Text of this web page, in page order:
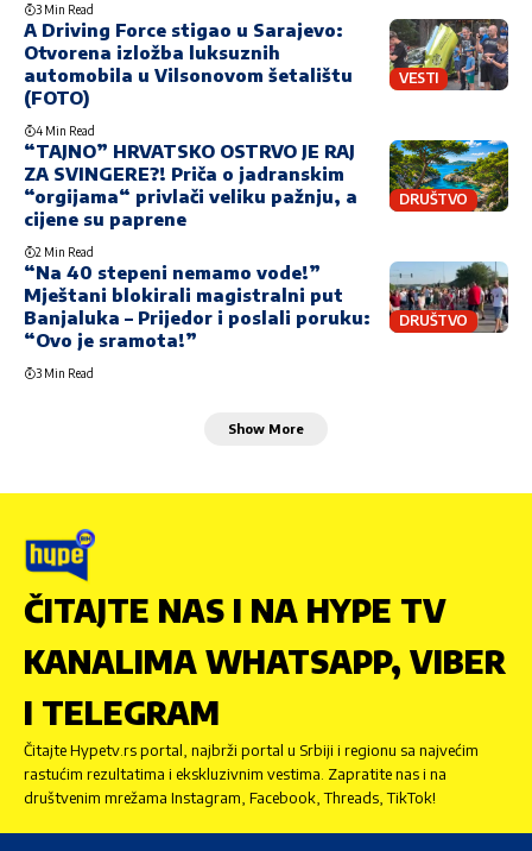
3 Min Read
VESTI
A Driving Force stigao u Sarajevo:
Otvorena izložba luksuznih
automobila u Vilsonovom šetalištu
(FOTO)
4 Min Read
DRUŠTVO
“TAJNO” HRVATSKO OSTRVO JE RAJ
ZA SVINGERE?! Priča o jadranskim
“orgijama“ privlači veliku pažnju, a
cijene su paprene
2 Min Read
DRUŠTVO
“Na 40 stepeni nemamo vode!”
Mještani blokirali magistralni put
Banjaluka – Prijedor i poslali poruku:
“Ovo je sramota!”
3 Min Read
Show More
ČITAJTE NAS I NA HYPE TV
KANALIMA WHATSAPP, VIBER
I TELEGRAM
Čitajte Hypetv.rs portal, najbrži portal u Srbiji i regionu sa najvećim
rastućim rezultatima i ekskluzivnim vestima. Zapratite nas i na
društvenim mrežama Instagram, Facebook, Threads, TikTok!